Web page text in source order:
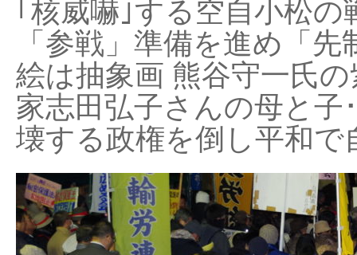
｢核威嚇｣する空自小松
「参戦」準備を進め「
絵は抽象画 熊谷守一氏
家志田弘子さんの母と子
壊する政権を倒し平和